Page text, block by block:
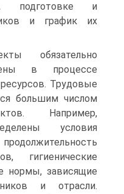
подготовке и
и график их
обязательно
в процессе
Трудовые
большим числом
Например,
условия
гигиенические
нормы, зависящие
и отрасли.